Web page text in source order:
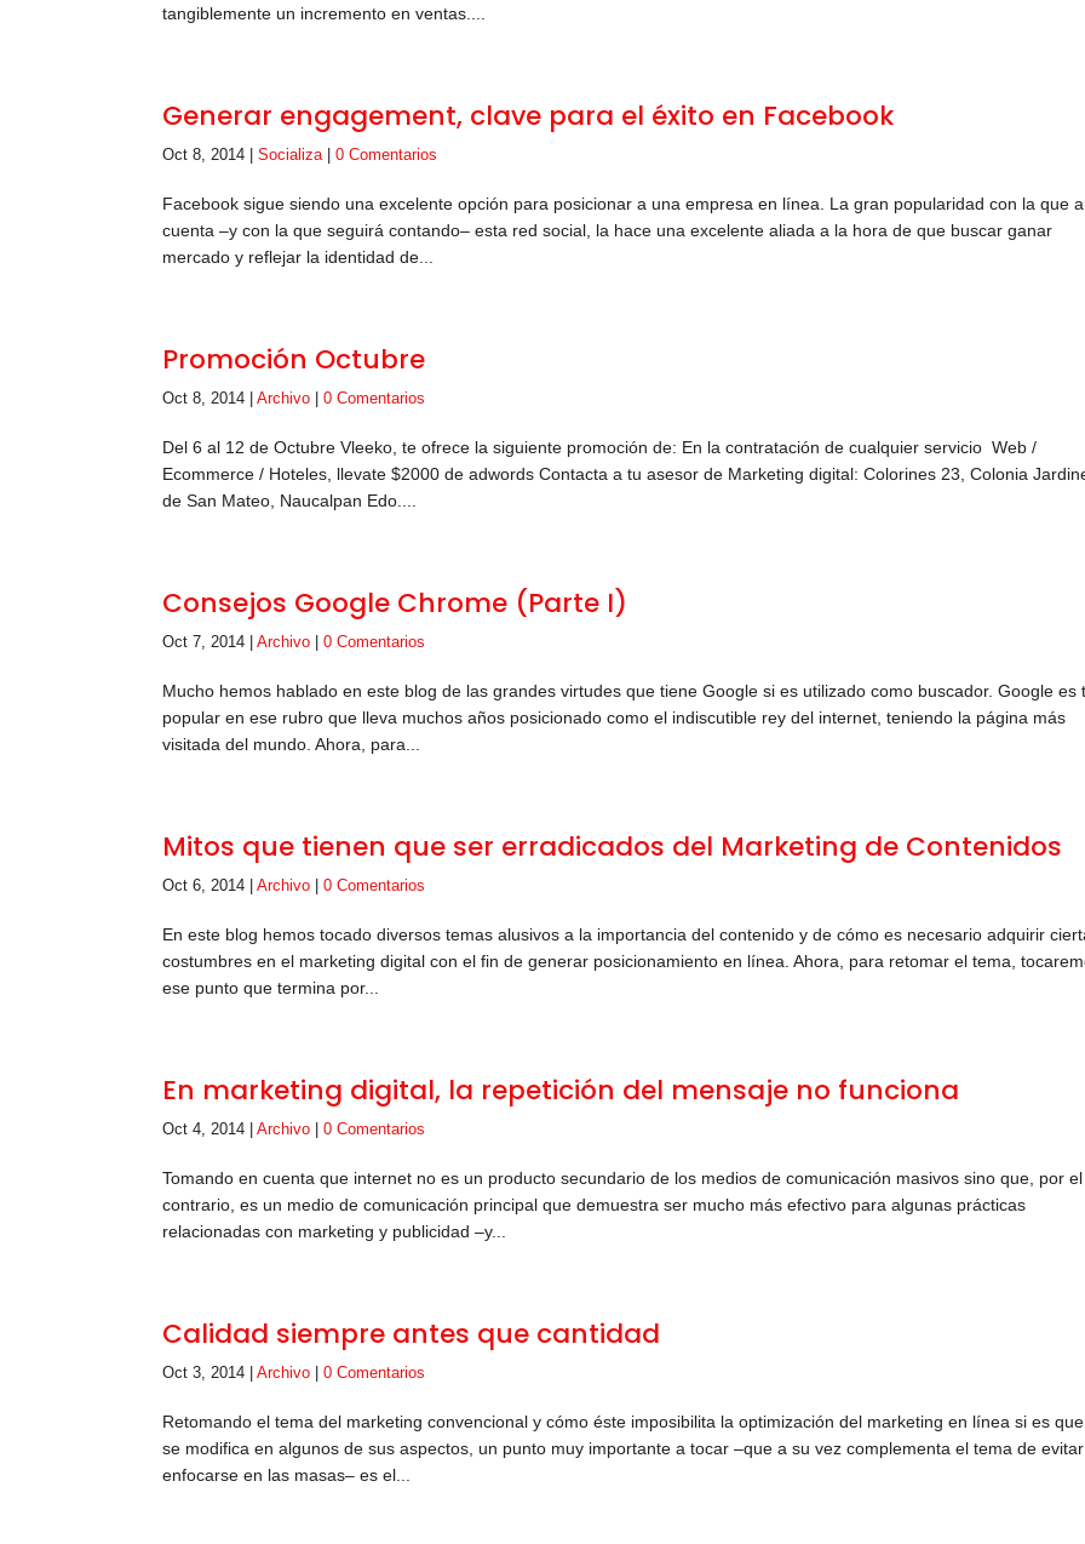
tangiblemente un incremento en ventas....
Generar engagement, clave para el éxito en Facebook
Oct 8, 2014 |Socializa|0 Comentarios
Facebook sigue siendo una excelente opción para posicionar a una empresa en línea. La gran popularidad con la que
cuenta –y con la que seguirá contando– esta red social, la hace una excelente aliada a la hora de que buscar ganar
mercado y reflejar la identidad de...
Promoción Octubre
Oct 8, 2014 |Archivo |0 Comentarios
Del 6 al 12 de Octubre Vleeko, te ofrece la siguiente promoción de: En la contratación de cualquier servicio Web /
Ecommerce / Hoteles, llevate $2000 de adwords Contacta a tu asesor de Marketing digital: Colorines 23, Colonia
de San Mateo, Naucalpan Edo....
Consejos Google Chrome (Parte I)
Oct 7, 2014 |Archivo |0 Comentarios
Mucho hemos hablado en este blog de las grandes virtudes que tiene Google si es utilizado como buscador. Google es
popular en ese rubro que lleva muchos años posicionado como el indiscutible rey del internet, teniendo la página más
visitada del mundo. Ahora, para...
Mitos que tienen que ser erradicados del Marketing de Contenidos
Oct 6, 2014 |Archivo |0 Comentarios
En este blog hemos tocado diversos temas alusivos a la importancia del contenido y de cómo es necesario adquirir
costumbres en el marketing digital con el fin de generar posicionamiento en línea. Ahora, para retomar el tema,
ese punto que termina por...
En marketing digital, la repetición del mensaje no funciona
Oct 4, 2014 |Archivo |0 Comentarios
Tomando en cuenta que internet no es un producto secundario de los medios de comunicación masivos sino que, por el
contrario, es un medio de comunicación principal que demuestra ser mucho más efectivo para algunas prácticas
relacionadas con marketing y publicidad –y...
Calidad siempre antes que cantidad
Oct 3, 2014 |Archivo |0 Comentarios
Retomando el tema del marketing convencional y cómo éste imposibilita la optimización del marketing en línea si es
se modifica en algunos de sus aspectos, un punto muy importante a tocar –que a su vez complementa el tema de evitar
enfocarse en las masas– es el...